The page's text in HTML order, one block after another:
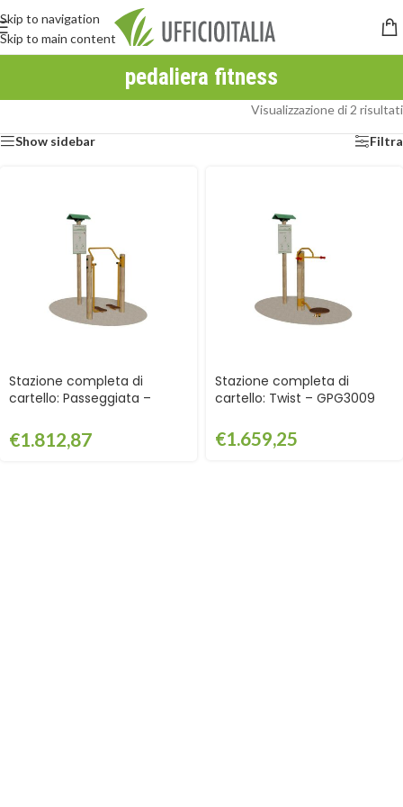
Skip to navigation
Skip to main content
pedaliera fitness
Visualizzazione di 2 risultati
Show sidebar Filtra
Stazione completa di
cartello: Passeggiata –
€1.812,87
Stazione completa di
cartello: Twist – GPG3009
€1.659,25